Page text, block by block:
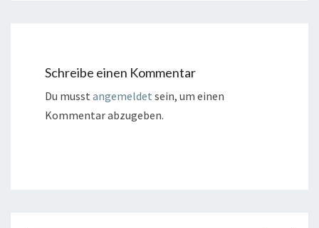
Schreibe einen Kommentar
Du musst angemeldet sein, um einen
Kommentar abzugeben.